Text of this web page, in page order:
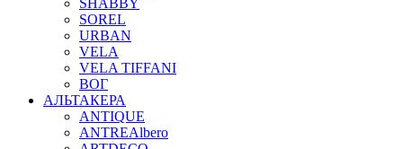
SHABBY
SOREL
URBAN
VELA
VELA TIFFANI
ВОГ
АЛЬТАКЕРА
ANTIQUE
ANTREAlbero